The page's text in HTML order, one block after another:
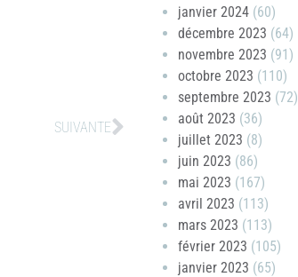
SUIVANTE
janvier 2024 (60)
décembre 2023 (64)
novembre 2023 (91)
octobre 2023 (110)
septembre 2023 (72)
août 2023 (36)
juillet 2023 (8)
juin 2023 (86)
mai 2023 (167)
avril 2023 (113)
mars 2023 (113)
février 2023 (105)
janvier 2023 (65)